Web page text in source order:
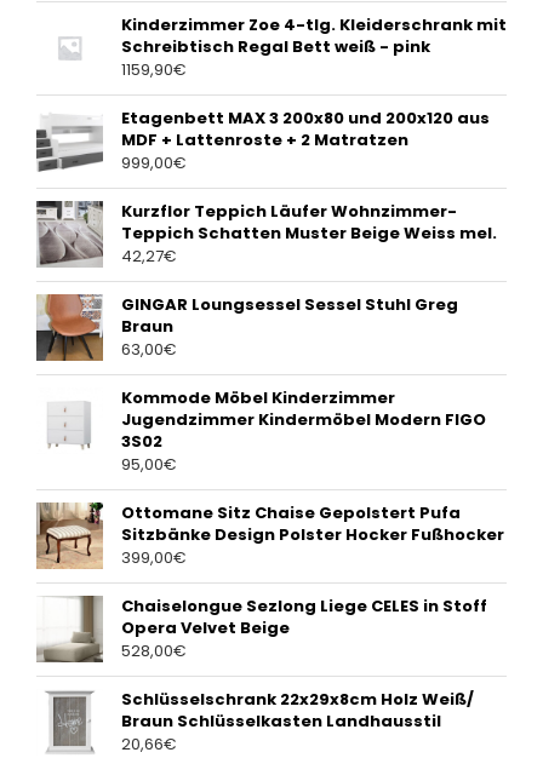
Kinderzimmer Zoe 4-tlg. Kleiderschrank mit
Schreibtisch Regal Bett weiß - pink
1159,90€
Etagenbett MAX 3 200x80 und 200x120 aus
MDF + Lattenroste + 2 Matratzen
999,00€
Kurzflor Teppich Läufer Wohnzimmer-
Teppich Schatten Muster Beige Weiss mel.
42,27€
GINGAR Loungsessel Sessel Stuhl Greg
Braun
63,00€
Kommode Möbel Kinderzimmer
Jugendzimmer Kindermöbel Modern FIGO
3S02
95,00€
Ottomane Sitz Chaise Gepolstert Pufa
Sitzbänke Design Polster Hocker Fußhocker
399,00€
Chaiselongue Sezlong Liege CELES in Stoff
Opera Velvet Beige
528,00€
Schlüsselschrank 22x29x8cm Holz Weiß/
Braun Schlüsselkasten Landhausstil
20,66€